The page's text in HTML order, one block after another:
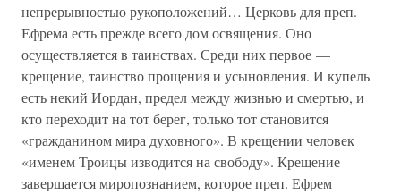
непрерывностью рукоположений… Церковь для преп.
Ефрема есть прежде всего дом освящения. Оно
осуществляется в таинствах. Среди них первое —
крещение, таинство прощения и усыновления. И купель
есть некий Иордан, предел между жизнью и смертью, и
кто переходит на тот берег, только тот становится
«гражданином мира духовного». В крещении человек
«именем Троицы изводится на свободу». Крещение
завершается миропознанием, которое преп. Ефрем